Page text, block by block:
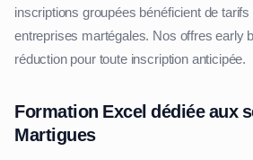
inscriptions groupées bénéficient de
entreprises martégales. Nos offres early
réduction pour toute inscription anticipée.
Formation Excel dédiée aux
Martigues